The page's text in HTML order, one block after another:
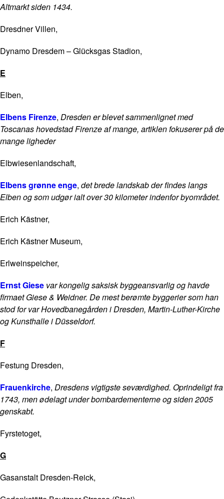
Altmarkt siden 1434.
Dresdner Villen,
Dynamo Dresdem – Glücksgas Stadion,
E
Elben,
Elbens Firenze, Dresden er blevet sammenlignet med
Toscanas hovedstad Firenze af mange, artiklen fokuserer på de
mange ligheder
Elbwiesenlandschaft,
Elbens grønne enge, det brede landskab der findes langs
Elben og som udgør ialt over 30 kilometer indenfor byområdet.
Erich Kästner,
Erich Kästner Museum,
Erlweinspeicher,
Ernst Giese var kongelig saksisk byggeansvarlig og havde
firmaet Giese & Weidner. De mest berømte byggerier som han
stod for var Hovedbanegården i Dresden, Martin-Luther-Kirche
og Kunsthalle i Düsseldorf.
F
Festung Dresden,
Frauenkirche, Dresdens vigtigste seværdighed. Oprindeligt fra
1743, men ødelagt under bombardementerne og siden 2005
genskabt.
Fyrstetoget,
G
Gasanstalt Dresden-Reick,